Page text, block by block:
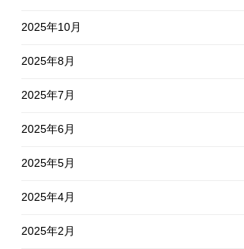
2025年10月
2025年8月
2025年7月
2025年6月
2025年5月
2025年4月
2025年2月